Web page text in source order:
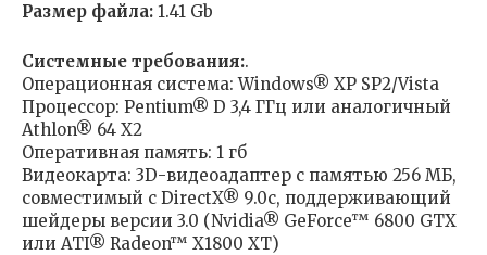
Размер файла: 1.41 Gb
Системные требования:.
Операционная система: Windows® XP SP2/Vista
Процессор: Pentium® D 3,4 ГГц или аналогичный
Athlon® 64 X2
Оперативная память: 1 гб
Видеокарта: 3D-видеоадаптер с памятью 256 МБ,
совместимый с DirectX® 9.0с, поддерживающий
шейдеры версии 3.0 (Nvidia® GeForce™ 6800 GTX
или ATI® Radeon™ X1800 XT)